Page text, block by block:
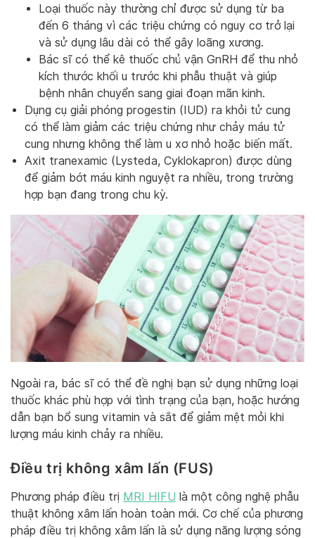
Loại thuốc này thường chỉ được sử dụng từ ba
đến 6 tháng vì các triệu chứng có nguy cơ trở lại
và sử dụng lâu dài có thể gây loãng xương.
Bác sĩ có thể kê thuốc chủ vận GnRH để thu nhỏ
kích thước khối u trước khi phẫu thuật và giúp
bệnh nhân chuyển sang giai đoạn mãn kinh.
Dụng cụ giải phóng progestin (IUD) ra khỏi tử cung
có thể làm giảm các triệu chứng như chảy máu tử
cung nhưng không thể làm u xơ nhỏ hoặc biến mất.
Axit tranexamic (Lysteda, Cyklokapron) được dùng
để giảm bớt máu kinh nguyệt ra nhiều, trong trường
hợp bạn đang trong chu kỳ.
Ngoài ra, bác sĩ có thể đề nghị bạn sử dụng những loại
thuốc khác phù hợp với tình trạng của bạn, hoặc hướng
dẫn bạn bổ sung vitamin và sắt để giảm mệt mỏi khi
lượng máu kinh chảy ra nhiều.
Điều trị không xâm lấn (FUS)
Phương pháp điều trị MRI HIFU là một công nghệ phẫu
thuật không xâm lấn hoàn toàn mới. Cơ chế của phương
pháp điều trị không xâm lấn là sử dụng năng lượng sóng